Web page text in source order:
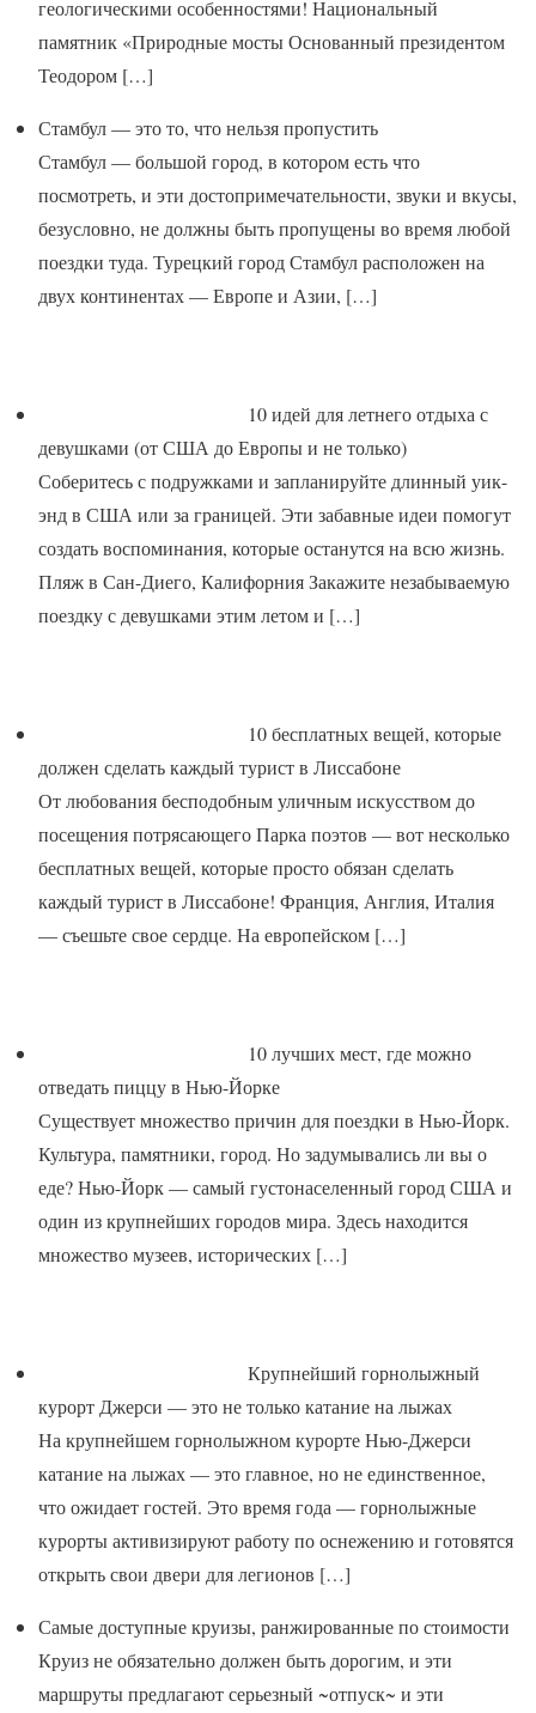
геологическими особенностями! Национальный
памятник «Природные мосты Основанный президентом
Теодором […]
Стамбул — это то, что нельзя пропустить
Стамбул — большой город, в котором есть что
посмотреть, и эти достопримечательности, звуки и вкусы,
безусловно, не должны быть пропущены во время любой
поездки туда. Турецкий город Стамбул расположен на
двух континентах — Европе и Азии, […]
10 идей для летнего отдыха с
девушками (от США до Европы и не только)
Соберитесь с подружками и запланируйте длинный уик-
энд в США или за границей. Эти забавные идеи помогут
создать воспоминания, которые останутся на всю жизнь.
Пляж в Сан-Диего, Калифорния Закажите незабываемую
поездку с девушками этим летом и […]
10 бесплатных вещей, которые
должен сделать каждый турист в Лиссабоне
От любования бесподобным уличным искусством до
посещения потрясающего Парка поэтов — вот несколько
бесплатных вещей, которые просто обязан сделать
каждый турист в Лиссабоне! Франция, Англия, Италия
— съешьте свое сердце. На европейском […]
10 лучших мест, где можно
отведать пиццу в Нью-Йорке
Существует множество причин для поездки в Нью-Йорк.
Культура, памятники, город. Но задумывались ли вы о
еде? Нью-Йорк — самый густонаселенный город США и
один из крупнейших городов мира. Здесь находится
множество музеев, исторических […]
Крупнейший горнолыжный
курорт Джерси — это не только катание на лыжах
На крупнейшем горнолыжном курорте Нью-Джерси
катание на лыжах — это главное, но не единственное,
что ожидает гостей. Это время года — горнолыжные
курорты активизируют работу по оснежению и готовятся
открыть свои двери для легионов […]
Самые доступные круизы, ранжированные по стоимости
Круиз не обязательно должен быть дорогим, и эти
маршруты предлагают серьезный ~отпуск~ и эти